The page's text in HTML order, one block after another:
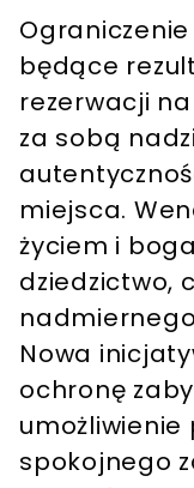
będące
rezerwacji
za sobą
miejsca.
życiem i
dziedzictwo,
Nowa
ochronę
umożliwienie
spokojnego